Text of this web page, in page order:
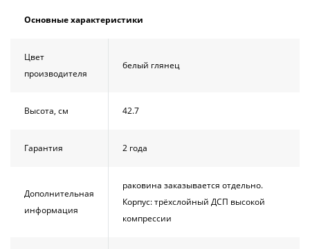
Основные характеристики
Цвет
производителя
белый глянец
Высота, см 42.7
Гарантия 2 года
Дополнительная
информация
раковина заказывается отдельно.
Корпус: трёхслойный ДСП высокой
компрессии